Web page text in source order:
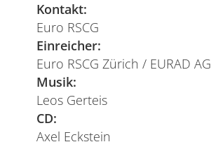
Kontakt:
Euro RSCG
Einreicher:
Euro RSCG Zürich / EURAD AG
Musik:
Leos Gerteis
CD:
Axel Eckstein